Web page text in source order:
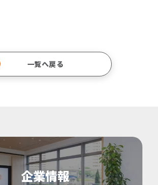
一覧へ戻る
企業情報